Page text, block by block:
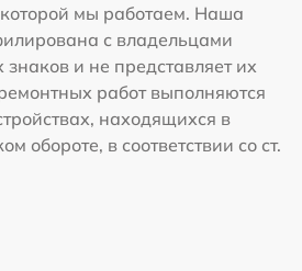
мы работаем. Наша
с владельцами
и не представляет их
работ выполняются
находящихся в
обороте, в соответствии со ст.